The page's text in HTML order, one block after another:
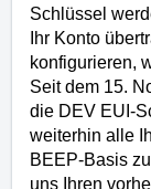
Schlüssel
Ihr Konto
konfigurieren,
Seit dem 15.
die DEV EUI-
weiterhin alle
BEEP-Basis
uns Ihren